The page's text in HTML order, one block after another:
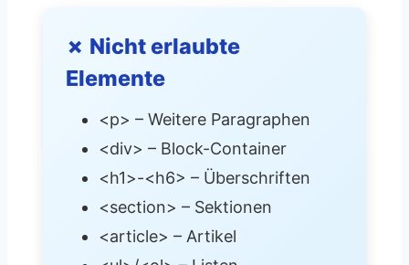
✗ Nicht erlaubte
Elemente
<p> – Weitere Paragraphen
<div> – Block-Container
<h1>-<h6> – Überschriften
<section> – Sektionen
<article> – Artikel